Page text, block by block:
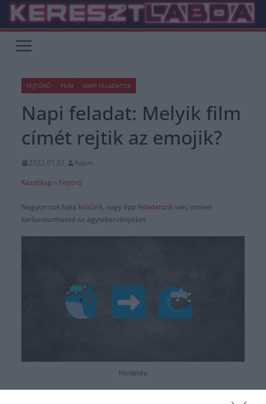
Skip
content
FEJTÖRŐ FILM NAPI FELADATOK
Napi feladat: Melyik film
címét rejtik az emojik?
2022.01.01.
Adam
Kezdőlap » Fejtörő
Nagyon sok fajta kvízünk, vagy éppfeladatunkvan, amivel
karbantarthatod az agytekervényeket.
Hirdetés